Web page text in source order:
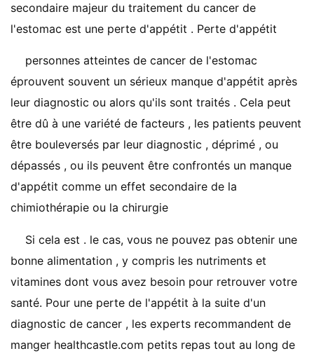
secondaire majeur du traitement du cancer de
l'estomac est une perte d'appétit . Perte d'appétit
personnes atteintes de cancer de l'estomac
éprouvent souvent un sérieux manque d'appétit après
leur diagnostic ou alors qu'ils sont traités . Cela peut
être dû à une variété de facteurs , les patients peuvent
être bouleversés par leur diagnostic , déprimé , ou
dépassés , ou ils peuvent être confrontés un manque
d'appétit comme un effet secondaire de la
chimiothérapie ou la chirurgie
Si cela est . le cas, vous ne pouvez pas obtenir une
bonne alimentation , y compris les nutriments et
vitamines dont vous avez besoin pour retrouver votre
santé. Pour une perte de l'appétit à la suite d'un
diagnostic de cancer , les experts recommandent de
manger healthcastle.com petits repas tout au long de